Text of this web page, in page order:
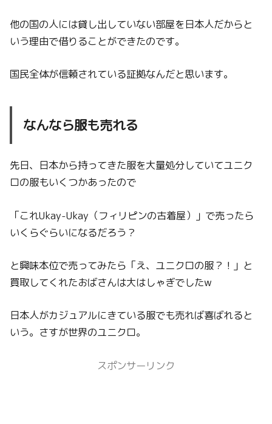
他の国の人には貸し出していない部屋を日本人だからと
いう理由で借りることができたのです。
国民全体が信頼されている証拠なんだと思います。
なんなら服も売れる
先日、日本から持ってきた服を大量処分していてユニク
ロの服もいくつかあったので
「これUkay-Ukay（フィリピンの古着屋）」で売ったら
いくらぐらいになるだろう？
と興味本位で売ってみたら「え、ユニクロの服？！」と
買取してくれたおばさんは大はしゃぎでしたw
日本人がカジュアルにきている服でも売れば喜ばれると
いう。さすが世界のユニクロ。
スポンサーリンク